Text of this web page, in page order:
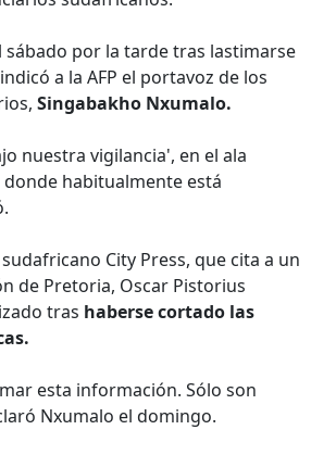
sábado por la tarde tras lastimarse
a la AFP el portavoz de los
Singabakho Nxumalo.
nuestra vigilancia', en el ala
habitualmente está
City Press, que cita a un
de Pretoria, Oscar Pistorius
tras haberse cortado las
esta información. Sólo son
Nxumalo el domingo.